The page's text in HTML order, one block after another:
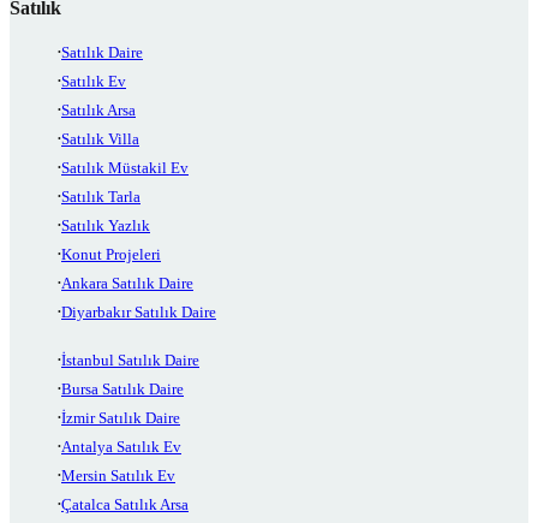
Satılık
Satılık Daire
Satılık Ev
Satılık Arsa
Satılık Villa
Satılık Müstakil Ev
Satılık Tarla
Satılık Yazlık
Konut Projeleri
Ankara Satılık Daire
Diyarbakır Satılık Daire
İstanbul Satılık Daire
Bursa Satılık Daire
İzmir Satılık Daire
Antalya Satılık Ev
Mersin Satılık Ev
Çatalca Satılık Arsa